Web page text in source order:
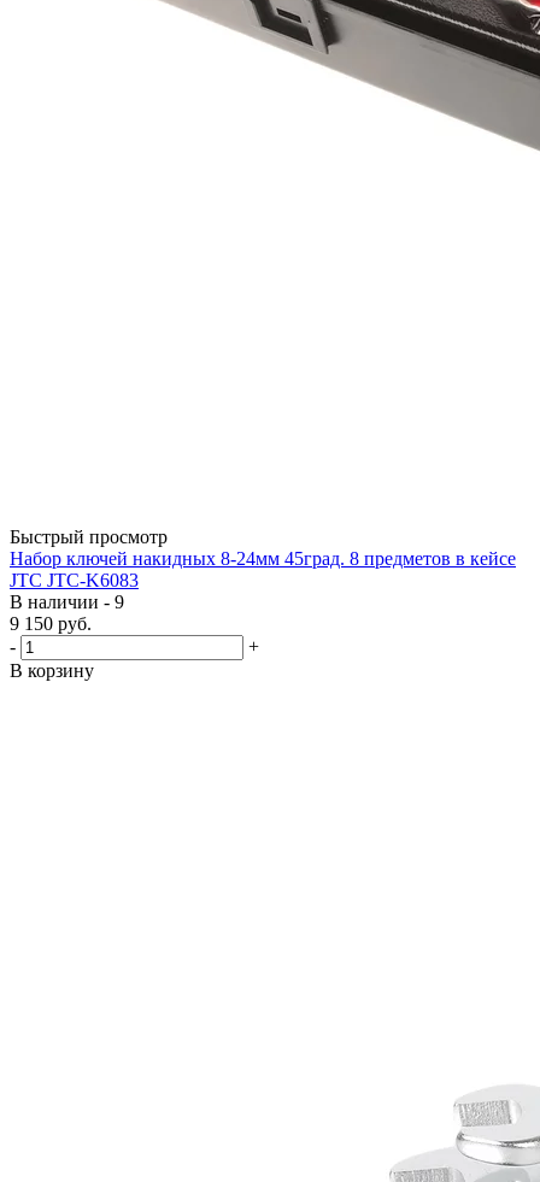
Быстрый просмотр
Набор ключей накидных 8-24мм 45град. 8 предметов в кейсе
JTC JTC-K6083
В наличии - 9
9 150 руб.
-
+
В корзину